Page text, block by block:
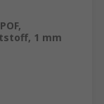
1 mm